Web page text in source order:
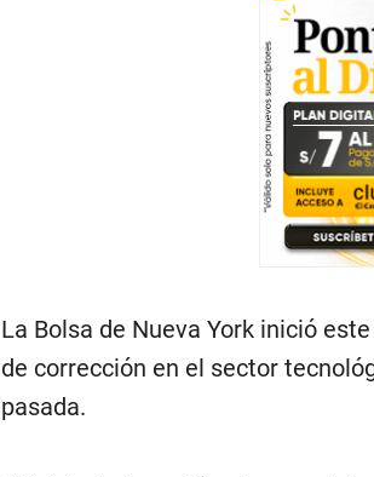
La Bolsa de Nueva York inició
de corrección en el sector
pasada.